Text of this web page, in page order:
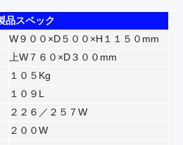
品スペック
W９００×D５００×H１１５０mm
上W７６０×D３００mm
１０５Kg
１０９L
２２６／２５７W
２００W